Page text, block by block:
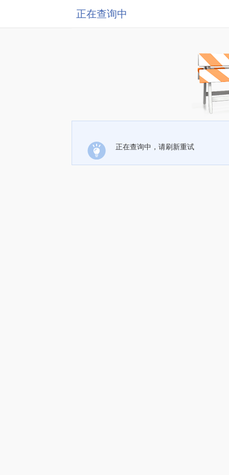
正在查询中
正在查询中，请刷新重试